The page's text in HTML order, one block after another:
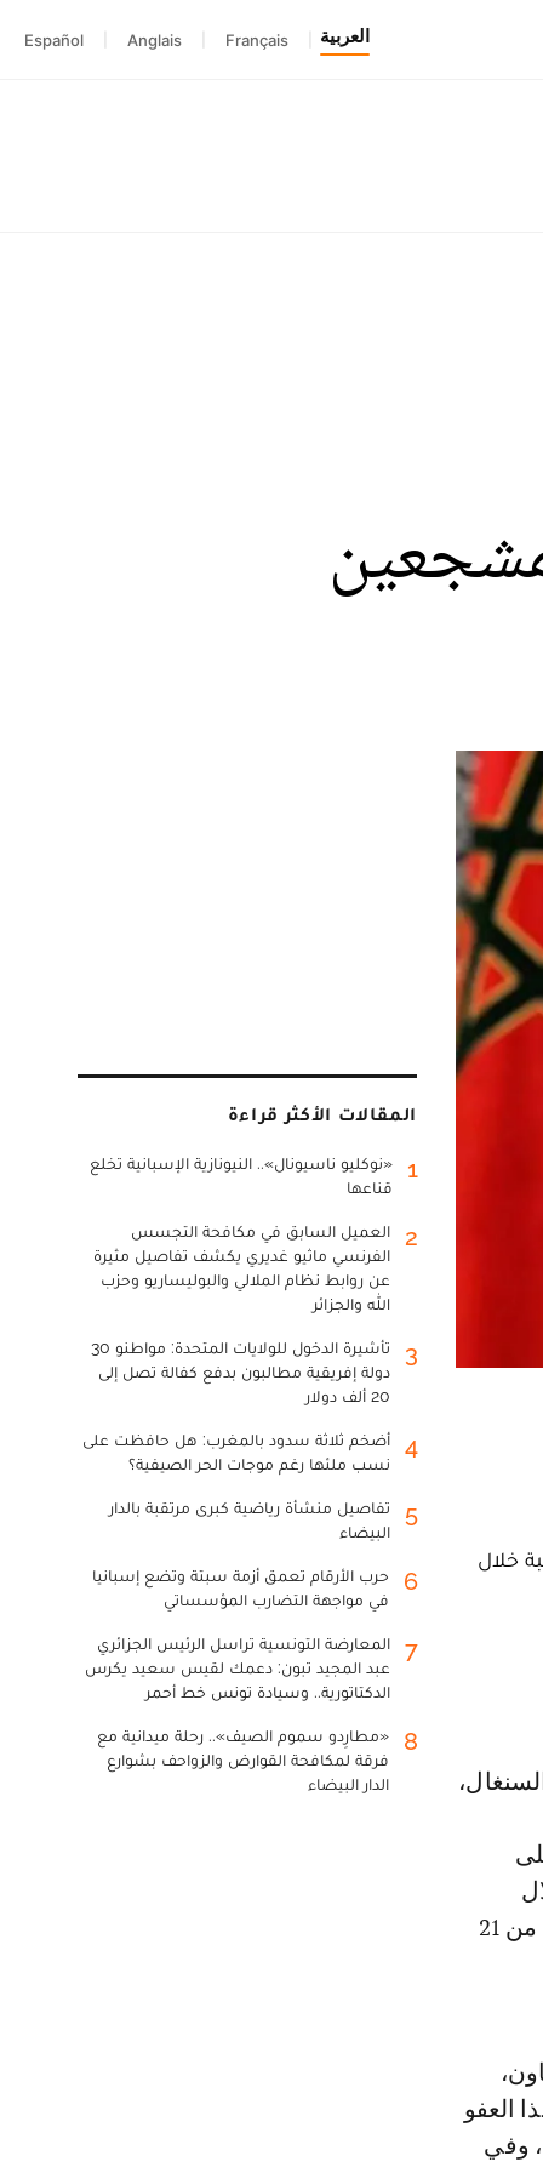
العربية Français
Anglais
Español
خلال
منافسات كأس إفريقيا للأمم لكرة القدم، التي احتضنتها المملكة المغربية من 21
العفو
وفي
المقالات الأكثر قراءة
1
«نوكليو ناسيونال».. النيونازية الإسبانية تخلع
قناعها
2
العميل السابق في مكافحة التجسس
الفرنسي ماثيو غديري يكشف تفاصيل مثيرة
عن روابط نظام الملالي والبوليساريو وحزب
الله والجزائر
3
تأشيرة الدخول للولايات المتحدة: مواطنو 30
دولة إفريقية مطالبون بدفع كفالة تصل إلى
20 ألف دولار
4
أضخم ثلاثة سدود بالمغرب: هل حافظت على
نسب ملئها رغم موجات الحر الصيفية؟
5
تفاصيل منشأة رياضية كبرى مرتقبة بالدار
البيضاء
6
حرب الأرقام تعمق أزمة سبتة وتضع إسبانيا
في مواجهة التضارب المؤسساتي
7
المعارضة التونسية تراسل الرئيس الجزائري
عبد المجيد تبون: دعمك لقيس سعيد يكرس
الدكتاتورية.. وسيادة تونس خط أحمر
8
«مطارِدو سموم الصيف».. رحلة ميدانية مع
فرقة لمكافحة القوارض والزواحف بشوارع
الدار البيضاء